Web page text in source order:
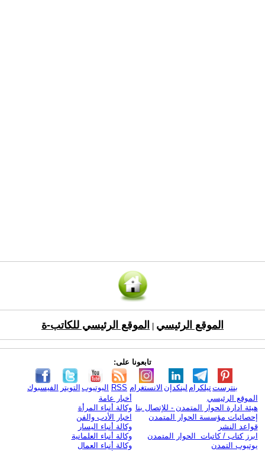
الموقع الرئيسي الموقع الرئيسي للكاتب-ة
تابعونا على:
الفيسبوك التويتر اليوتيوب RSS الانستغرام لينكدإن تيلكرامبنترست
الموقع الرئيسي
هيئة ادارة الحوار المتمدن - للإتصال بنا
إحصائيات مؤسسة الحوار المتمدن
قواعد النشر
ابرز كتاب / كاتبات الحوار المتمدن
يوتيوب التمدن
أخبار عامة
وكالة أنباء المرأة
اخبار الأدب والفن
وكالة أنباء اليسار
وكالة أنباء العلمانية
وكالة أنباء العمال